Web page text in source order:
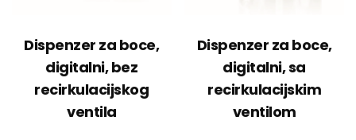
Dispenzer za boce,
digitalni, bez
recirkulacijskog
ventila
Dispenzer za boce,
digitalni, sa
recirkulacijskim
ventilom